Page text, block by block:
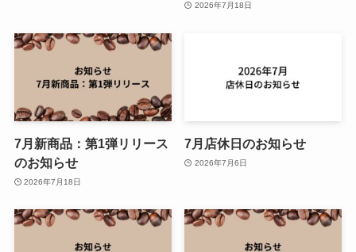
2026年7月18日
7月新商品：第1弾リリース
のお知らせ
2026年7月18日
7月店休日のお知らせ
2026年7月6日